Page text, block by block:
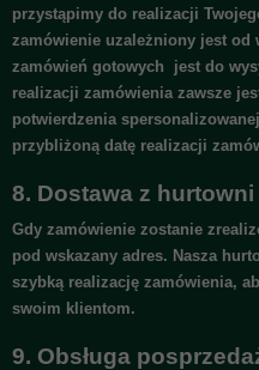
przystąpimy do realizacji
zamówienie uzależniony jest od
zamówień gotowych jest do
realizacji zamówienia zawsze
potwierdzenia
przybliżoną datę realizacji
8. Dostawa z
Gdy zamówienie zostanie
pod wskazany adres. Nasza
szybką realizację zamówienia,
swoim klientom.
9. Obsługa